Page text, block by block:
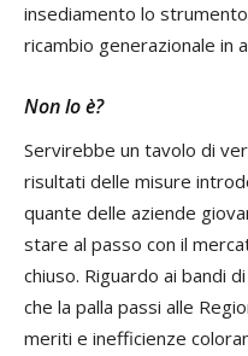
insediamento lo
ricambio generazionale in
Non lo è?
Servirebbe un tavolo di
risultati delle misure
quante delle aziende
stare al passo con il
chiuso. Riguardo ai bandi
che la palla passi alle
meriti e inefficienze